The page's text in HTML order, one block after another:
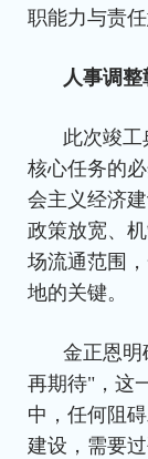
职能力与责
人事调
此次竣
核心任务的
会主义经济
政策放宽、
场流通范围
地的关键。
金正恩明
再期待"，这
中，任何阻
建设，需要